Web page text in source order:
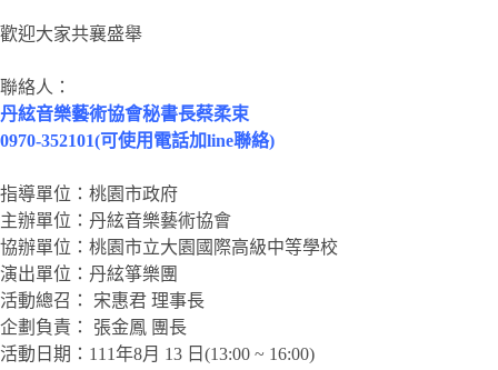
歡迎大家共襄盛舉
聯絡人：
丹絃音樂藝術協會秘書長蔡柔束
0970-352101(可使用電話加line聯絡)
指導單位：桃園市政府
主辦單位：丹絃音樂藝術協會
協辦單位：桃園市立大園國際高級中等學校
演出單位：丹絃箏樂團
活動總召： 宋惠君 理事長
企劃負責： 張金鳳 團長
活動日期：111年8月 13 日(13:00 ~ 16:00)